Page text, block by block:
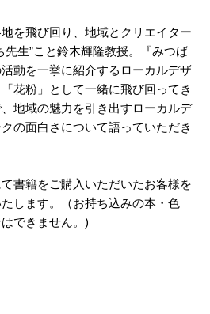
を飛び回り、地域とクリエイター
先生”こと鈴木輝隆教授。『みつば
動を一挙に紹介するローカルデザ
花粉」として一緒に飛び回ってき
地域の魅力を引き出すローカルデ
の面白さについて語っていただき
書籍をご購入いただいたお客様を
します。（お持ち込みの本・色
できません。)